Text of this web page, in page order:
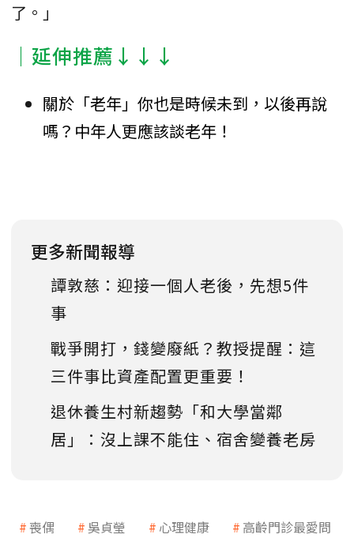
了。」
｜延伸推薦↓↓↓
關於「老年」你也是時候未到，以後再說
嗎？中年人更應該談老年！
更多新聞報導
譚敦慈：迎接一個人老後，先想5件
事
戰爭開打，錢變廢紙？教授提醒：這
三件事比資產配置更重要！
退休養生村新趨勢「和大學當鄰
居」：沒上課不能住、宿舍變養老房
喪偶 吳貞瑩 心理健康 高齡門診最愛問